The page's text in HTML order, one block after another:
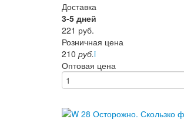
Доставка
3-5 дней
221 руб.
Розничная цена
210 руб.i
Оптовая цена